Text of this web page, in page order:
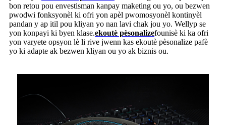
bon retou pou envestisman kanpay maketing ou yo, ou bezwen
pwodwi fonksyonèl ki ofri yon apèl pwomosyonèl kontinyèl
pandan y ap itil pou kliyan yo nan lavi chak jou yo. Wellyp se
yon konpayi ki byen klase.ekoutè pèsonalizefounisè ki ka ofri
yon varyete opsyon lè li rive jwenn kas ekoutè pèsonalize pafè
yo ki adapte ak bezwen kliyan ou yo ak biznis ou.